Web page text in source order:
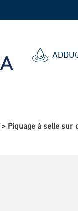
> Piquage à selle sur